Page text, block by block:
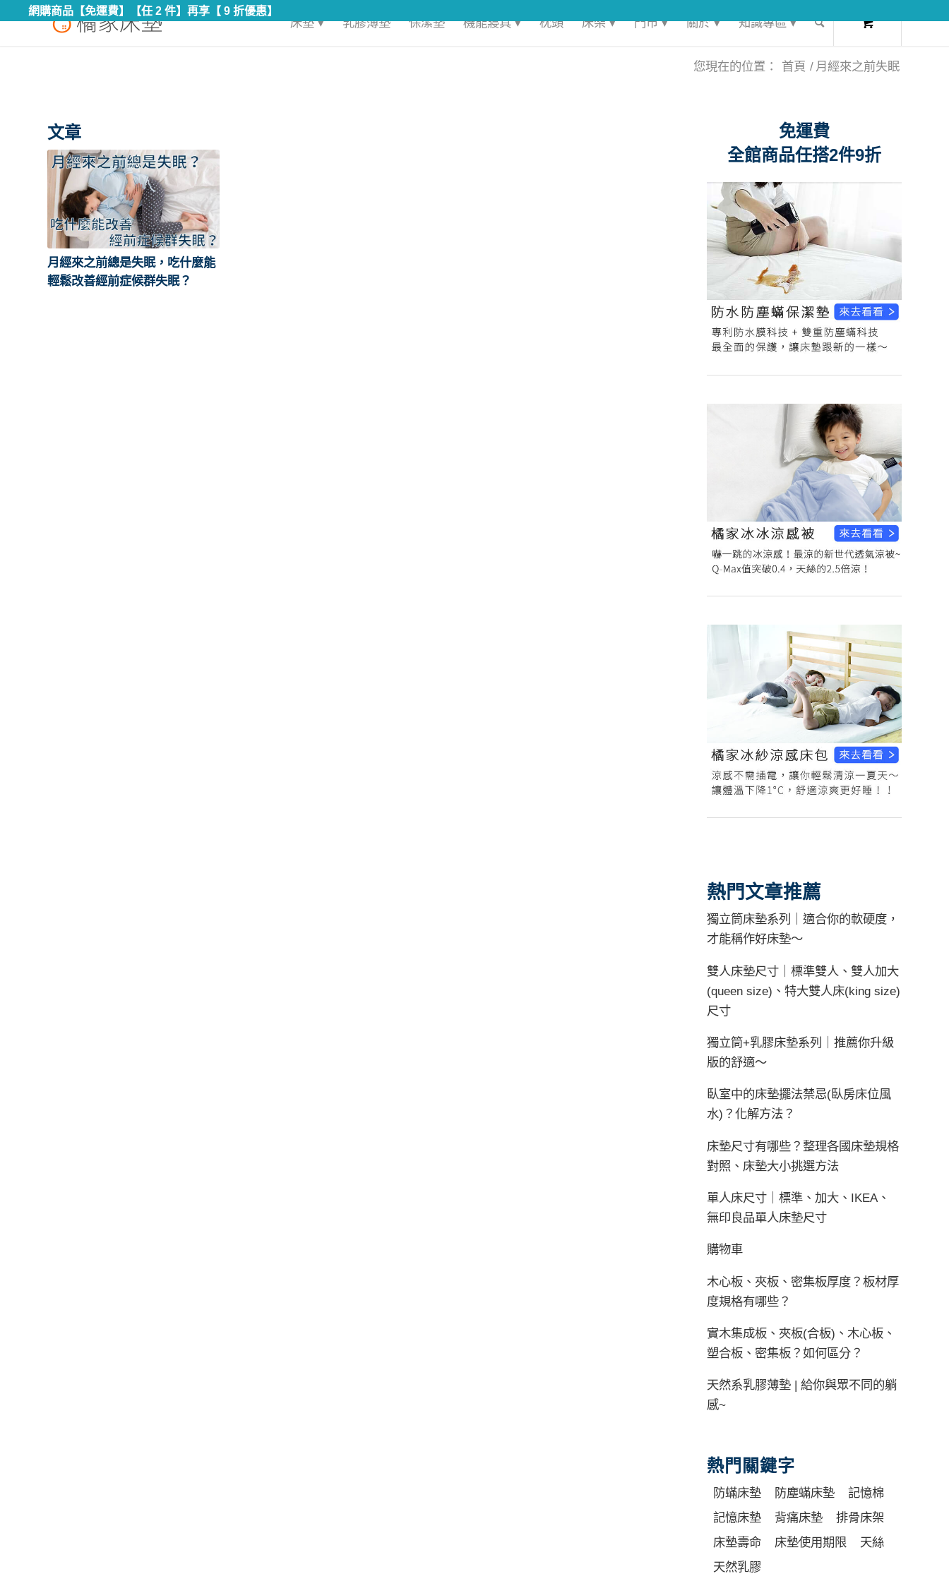
網購商品【免運費】【任 2 件】再享【 9 折優惠】
床墊 ▾ 乳膠薄墊 保潔墊 機能寢具 ▾ 枕頭 床架 ▾ 門市 ▾ 關於 ▾ 知識專區 ▾
您現在的位置： 首頁 / 月經來之前失眠
文章
月經來之前總是失眠，吃什麼能
輕鬆改善經前症候群失眠？
免運費
全館商品任搭2件9折
熱門文章推薦
獨立筒床墊系列｜適合你的軟硬度，
才能稱作好床墊～
雙人床墊尺寸｜標準雙人、雙人加大
(queen size)、特大雙人床(king size)
尺寸
獨立筒+乳膠床墊系列｜推薦你升級
版的舒適～
臥室中的床墊擺法禁忌(臥房床位風
水)？化解方法？
床墊尺寸有哪些？整理各國床墊規格
對照、床墊大小挑選方法
單人床尺寸｜標準、加大、IKEA、
無印良品單人床墊尺寸
購物車
木心板、夾板、密集板厚度？板材厚
度規格有哪些？
實木集成板、夾板(合板)、木心板、
塑合板、密集板？如何區分？
天然系乳膠薄墊 | 給你與眾不同的躺
感~
熱門關鍵字
防蟎床墊 防塵蟎床墊
記憶棉
記憶床墊
背痛床墊
排骨床架
床墊壽命
床墊使用期限
天絲
天然乳膠